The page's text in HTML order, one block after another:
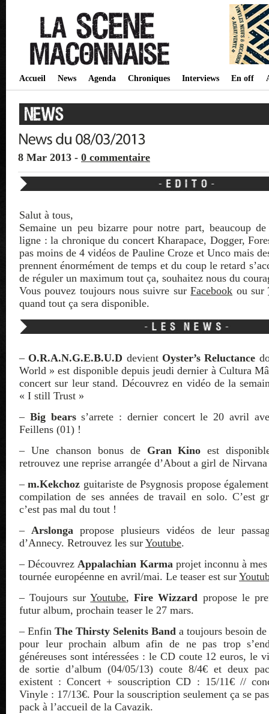
Accueil News Agenda Chroniques Interviews En off
8 Mar 2013 - 0 commentaire
Salut à tous,
Semaine un peu bizarre pour notre part, beaucoup
ligne : la chronique du concert Kharapace, Dogger,
pas moins de 4 vidéos de Pauline Croze et Unco mais
prennent énormément de temps et du coup le retard
de réguler un maximum tout ça, souhaitez nous du
Vous pouvez toujours nous suivre surFacebook ou sur
quand tout ça sera disponible.
– O.R.A.N.G.E.B.U.D devient Oyster’s Reluctance
World » est disponible depuis jeudi dernier à Cultura
concert sur leur stand. Découvrez en vidéo de la
« I still Trust »
– Big bearss’arrete : dernier concert le 20 avril
Feillens (01) !
– Une chanson bonus de Gran Kino est
retrouvez une reprise arrangée d’About a girl de
–m.Kekchoz guitariste de Psygnosis propose
compilation de ses années de travail en solo. C’est
c’est pas mal du tout !
– Arslonga propose plusieurs vidéos de leur
d’Annecy. Retrouvez les sur Youtube.
– DécouvrezAppalachian Karmaprojet inconnu à
tournée européenne en avril/mai. Le teaser est sur
– Toujours surYoutube,Fire Wizzard propose le
futur album, prochain teaser le 27 mars.
– Enfin The Thirsty Selenits Band a toujours besoin
pour leur prochain album afin de ne pas trop
généreuses sont intéressées : le CD coute 12 euros, le
de sortie d’album (04/05/13) coute 8/4€ et deux
existent : Concert + souscription CD : 15/11€ //
Vinyle : 17/13€. Pour la souscription seulement ça se
pack à l’accueil de la Cavazik.